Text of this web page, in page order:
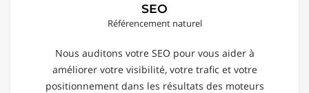
SEO
Référencement naturel
Nous auditons votre SEO pour vous aider à
améliorer votre visibilité, votre trafic et votre
positionnement dans les résultats des moteurs